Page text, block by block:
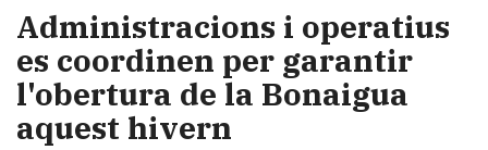
Administracions i operatius
es coordinen per garantir
l'obertura de la Bonaigua
aquest hivern